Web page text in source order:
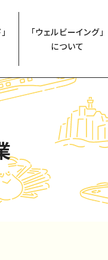
「ウェルビーイング」
について